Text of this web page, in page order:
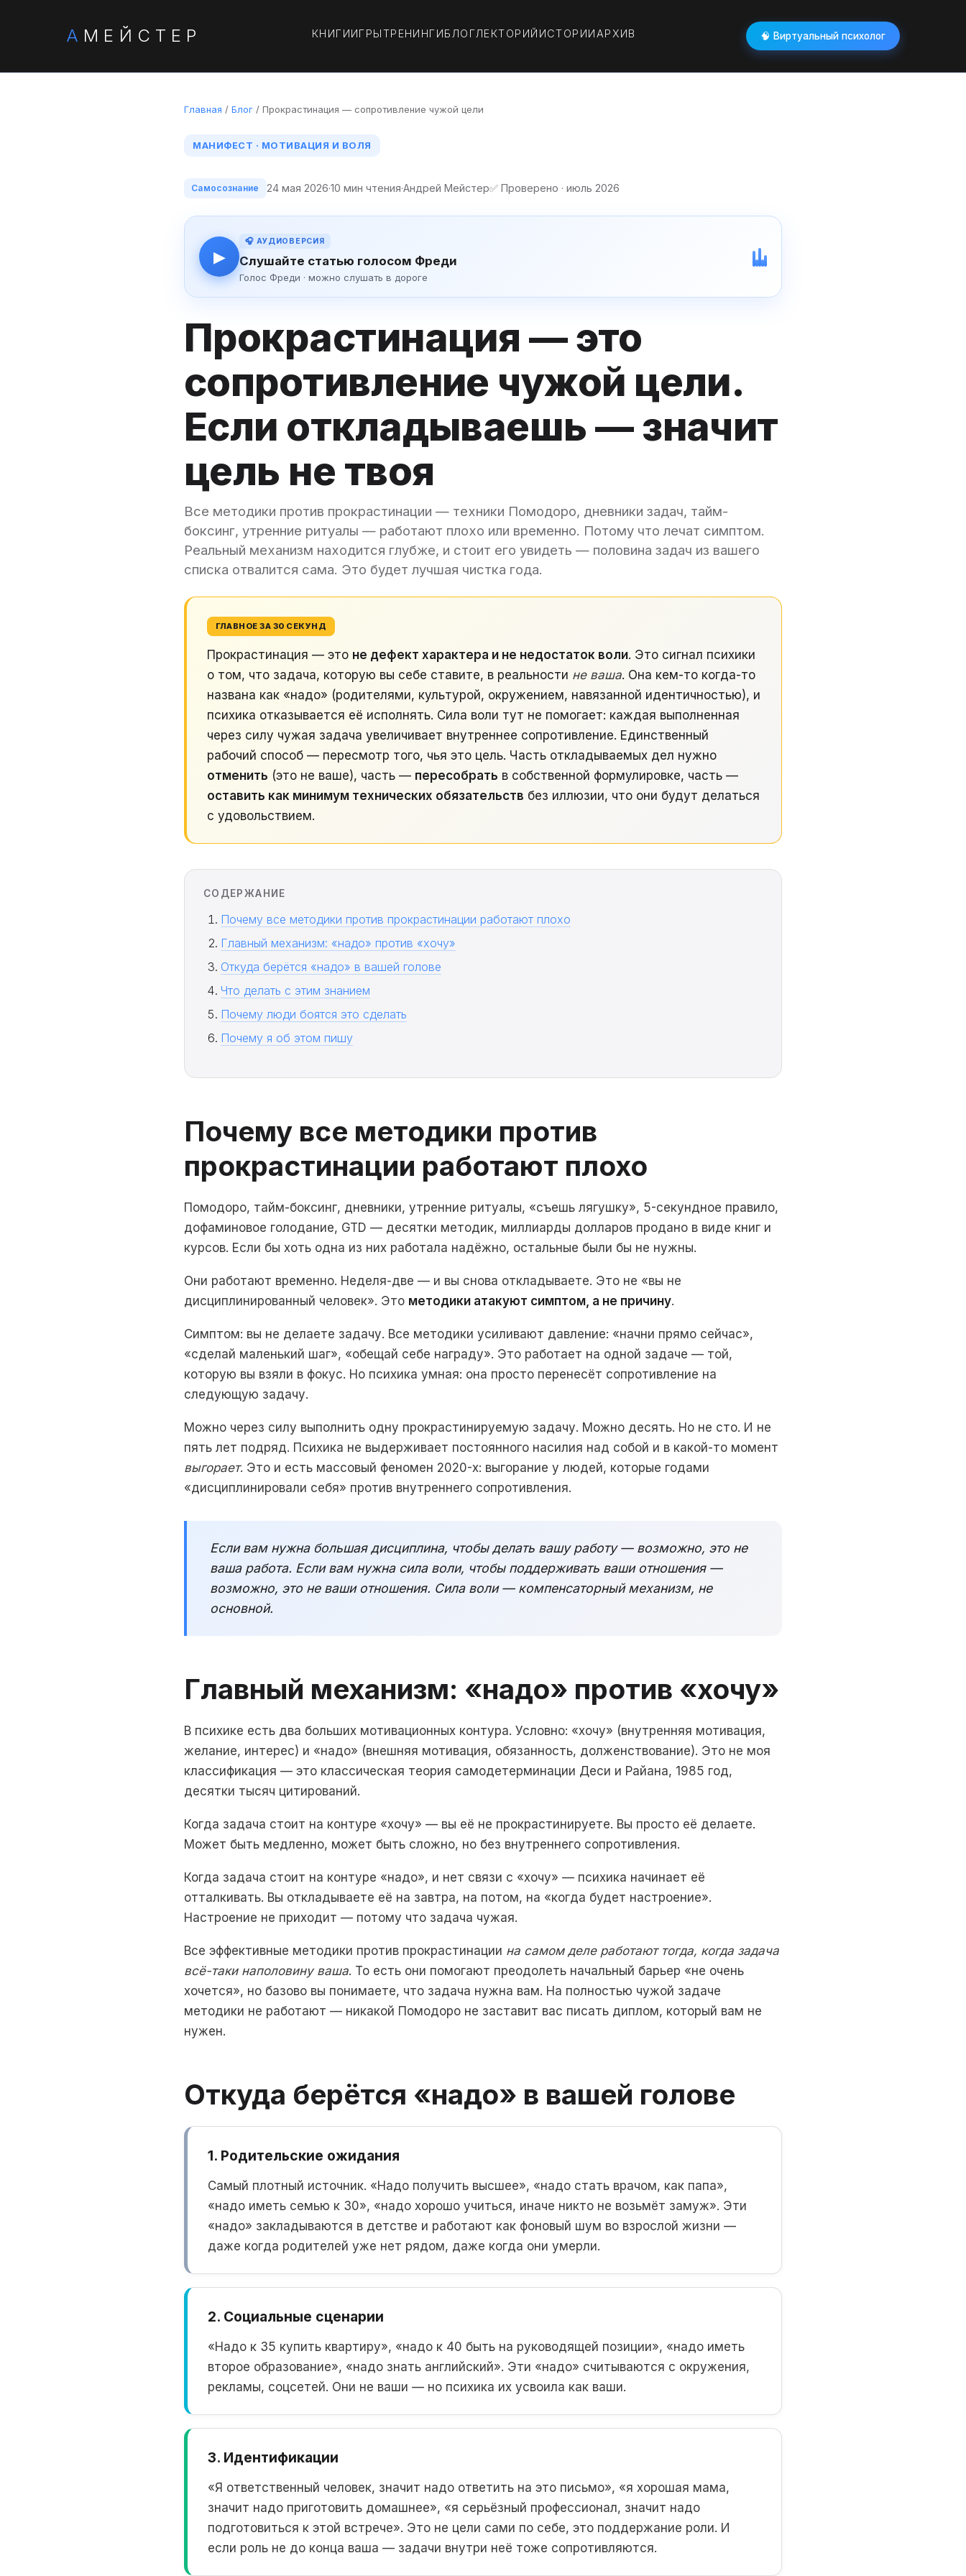
А МЕЙСТЕР КНИГИИГРЫТРЕНИНГИБЛОГЛЕКТОРИЙ ИСТОРИИ АРХИВ 🧠 Виртуальный психолог
Главная / Блог / Прокрастинация — сопротивление чужой цели
МАНИФЕСТ · МОТИВАЦИЯ И ВОЛЯ
Самосознание 24 мая 2026·10 мин чтения·Андрей Мейстер✅ Проверено · июль 2026
▶
🎧 АУДИОВЕРСИЯ
Слушайте статью голосом Фреди
Голос Фреди · можно слушать в дороге
Прокрастинация — это
сопротивление чужой цели.
Если откладываешь — значит
цель не твоя
Все методики против прокрастинации — техники Помодоро, дневники задач, тайм-
боксинг, утренние ритуалы — работают плохо или временно. Потому что лечат симптом.
Реальный механизм находится глубже, и стоит его увидеть — половина задач из вашего
списка отвалится сама. Это будет лучшая чистка года.
ГЛАВНОЕ ЗА 30 СЕКУНД
Прокрастинация — это не дефект характера и не недостаток воли. Это сигнал психики
о том, что задача, которую вы себе ставите, в реальности не ваша. Она кем-то когда-то
названа как «надо» (родителями, культурой, окружением, навязанной идентичностью), и
психика отказывается её исполнять. Сила воли тут не помогает: каждая выполненная
через силу чужая задача увеличивает внутреннее сопротивление. Единственный
рабочий способ — пересмотр того, чья это цель. Часть откладываемых дел нужно
отменить (это не ваше), часть — пересобрать в собственной формулировке, часть —
оставить как минимум технических обязательств без иллюзии, что они будут делаться
с удовольствием.
СОДЕРЖАНИЕ
Почему все методики против прокрастинации работают плохо
Главный механизм: «надо» против «хочу»
Откуда берётся «надо» в вашей голове
Что делать с этим знанием
Почему люди боятся это сделать
Почему я об этом пишу
Почему все методики против
прокрастинации работают плохо
Помодоро, тайм-боксинг, дневники, утренние ритуалы, «съешь лягушку», 5-секундное правило,
дофаминовое голодание, GTD — десятки методик, миллиарды долларов продано в виде книг и
курсов. Если бы хоть одна из них работала надёжно, остальные были бы не нужны.
Они работают временно. Неделя-две — и вы снова откладываете. Это не «вы не
дисциплинированный человек». Это методики атакуют симптом, а не причину.
Симптом: вы не делаете задачу. Все методики усиливают давление: «начни прямо сейчас»,
«сделай маленький шаг», «обещай себе награду». Это работает на одной задаче — той,
которую вы взяли в фокус. Но психика умная: она просто перенесёт сопротивление на
следующую задачу.
Можно через силу выполнить одну прокрастинируемую задачу. Можно десять. Но не сто. И не
пять лет подряд. Психика не выдерживает постоянного насилия над собой и в какой-то момент
выгорает. Это и есть массовый феномен 2020-х: выгорание у людей, которые годами
«дисциплинировали себя» против внутреннего сопротивления.
Если вам нужна большая дисциплина, чтобы делать вашу работу — возможно, это не
ваша работа. Если вам нужна сила воли, чтобы поддерживать ваши отношения —
возможно, это не ваши отношения. Сила воли — компенсаторный механизм, не
основной.
Главный механизм: «надо» против «хочу»
В психике есть два больших мотивационных контура. Условно: «хочу» (внутренняя мотивация,
желание, интерес) и «надо» (внешняя мотивация, обязанность, долженствование). Это не моя
классификация — это классическая теория самодетерминации Деси и Райана, 1985 год,
десятки тысяч цитирований.
Когда задача стоит на контуре «хочу» — вы её не прокрастинируете. Вы просто её делаете.
Может быть медленно, может быть сложно, но без внутреннего сопротивления.
Когда задача стоит на контуре «надо», и нет связи с «хочу» — психика начинает её
отталкивать. Вы откладываете её на завтра, на потом, на «когда будет настроение».
Настроение не приходит — потому что задача чужая.
Все эффективные методики против прокрастинации на самом деле работают тогда, когда задача
всё-таки наполовину ваша. То есть они помогают преодолеть начальный барьер «не очень
хочется», но базово вы понимаете, что задача нужна вам. На полностью чужой задаче
методики не работают — никакой Помодоро не заставит вас писать диплом, который вам не
нужен.
Откуда берётся «надо» в вашей голове
1. Родительские ожидания
Самый плотный источник. «Надо получить высшее», «надо стать врачом, как папа»,
«надо иметь семью к 30», «надо хорошо учиться, иначе никто не возьмёт замуж». Эти
«надо» закладываются в детстве и работают как фоновый шум во взрослой жизни —
даже когда родителей уже нет рядом, даже когда они умерли.
2. Социальные сценарии
«Надо к 35 купить квартиру», «надо к 40 быть на руководящей позиции», «надо иметь
второе образование», «надо знать английский». Эти «надо» считываются с окружения,
рекламы, соцсетей. Они не ваши — но психика их усвоила как ваши.
3. Идентификации
«Я ответственный человек, значит надо ответить на это письмо», «я хорошая мама,
значит надо приготовить домашнее», «я серьёзный профессионал, значит надо
подготовиться к этой встрече». Это не цели сами по себе, это поддержание роли. И
если роль не до конца ваша — задачи внутри неё тоже сопротивляются.